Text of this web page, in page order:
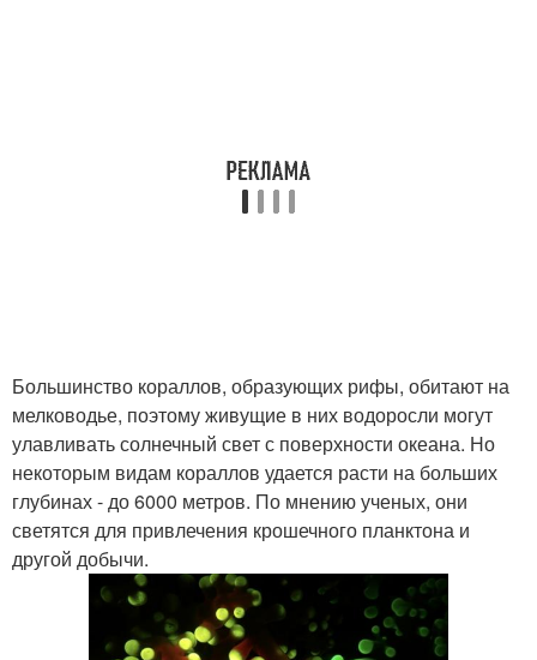
Большинство кораллов, образующих рифы, обитают на
мелководье, поэтому живущие в них водоросли могут
улавливать солнечный свет с поверхности океана. Но
некоторым видам кораллов удается расти на больших
глубинах - до 6000 метров. По мнению ученых, они
светятся для привлечения крошечного планктона и
другой добычи.